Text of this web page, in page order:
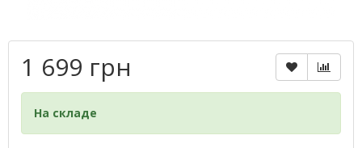
1 699 грн
На складе